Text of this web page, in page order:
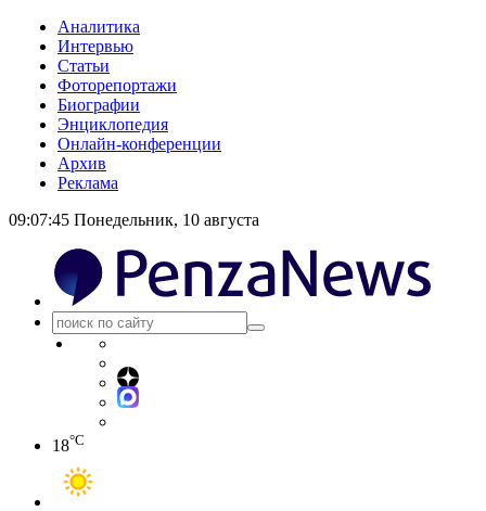
Аналитика
Интервью
Статьи
Фоторепортажи
Биографии
Энциклопедия
Онлайн-конференции
Архив
Реклама
09:07:46 Понедельник, 10 августа
18°C